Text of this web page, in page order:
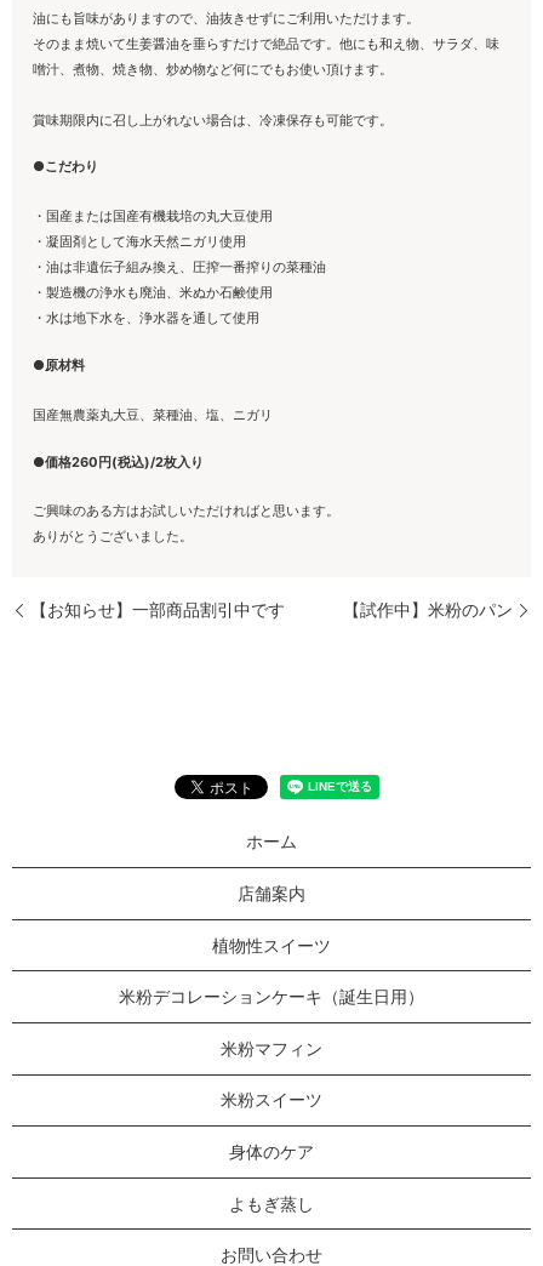
油にも旨味がありますので、油抜きせずにご利用いただけます。
そのまま焼いて生姜醤油を垂らすだけで絶品です。他にも和え物、サラダ、味
噌汁、煮物、焼き物、炒め物など何にでもお使い頂けます。
賞味期限内に召し上がれない場合は、冷凍保存も可能です。
●こだわり
・国産または国産有機栽培の丸大豆使用
・凝固剤として海水天然ニガリ使用
・油は非遺伝子組み換え、圧搾一番搾りの菜種油
・製造機の浄水も廃油、米ぬか石鹸使用
・水は地下水を、浄水器を通して使用
●原材料
国産無農薬丸大豆、菜種油、塩、ニガリ
●価格260円(税込)/2枚入り
ご興味のある方はお試しいただければと思います。
ありがとうございました。
【お知らせ】一部商品割引中です 【試作中】米粉のパン
ホーム
店舗案内
植物性スイーツ
米粉デコレーションケーキ（誕生日用）
米粉マフィン
米粉スイーツ
身体のケア
よもぎ蒸し
お問い合わせ